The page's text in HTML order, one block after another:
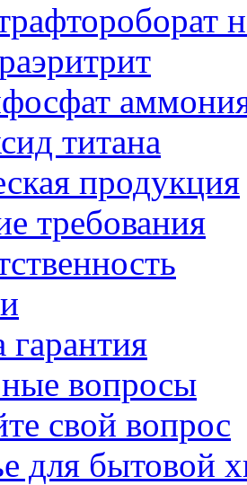
титана
продукция
требования
вопросы
свой вопрос
для бытовой